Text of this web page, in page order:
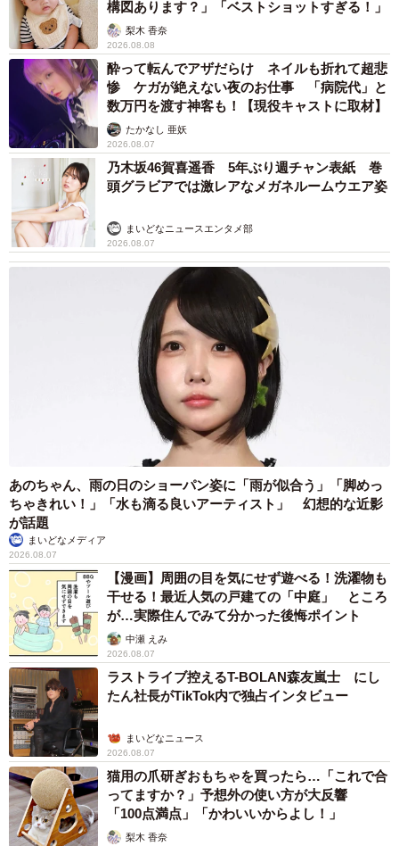
「走ってるときの『ほっほっほっほっ』が可愛すぎ
る……！」
「最初の真剣な眼差しがたまらんです」
「なんだろ、この小さいおじさん感（笑）」
「短い腕を必死にフリフリしてたまりません！」
「よーいドンでリセットされるのが可愛い！」
「この速さで精一杯なの、可愛いすぎる」
「坊主頭の年子兄弟、癒される～」
ママに聞いた
現在、たいよう君は3歳、せいたろう君は2歳です。年子
の男の子二人を育てるママ（ @san_sanfamily
ーーせいたろう君は普段もたいよう君を追いかけてます
「そうですね〜！普段から追いかけています（笑）。たい
ようが走るのが速いので、せいたろうはいつも『待っ
て〜！』と言っています」
ーー坊主頭について。
「私が子どもたちの髪の毛を切っているのですが、もとも
とはずっと坊ちゃんヘアーでした。少しカットミスしてし
まったことがあり、そのときに坊主にしてからはずっと坊
主です。公園など人がいっぱいいる場所で見つけやすいこ
とも、坊主にしている理由の一つです（笑）。
刈り上げる頻度はだいたい2週間に1回くらいで、目安と
しては寝癖がついたら刈り上げます。二人とも、以前は刈
り上げるときに泣いていましたが、今は無反応になりまし
た（笑）」
構図あります？」「ベストショットすぎる！」
梨木 香奈
2026.08.08
酔って転んでアザだらけ ネイルも折れて超悲
惨 ケガが絶えない夜のお仕事 「病院代」と
数万円を渡す神客も！【現役キャストに取材】
たかなし 亜妖
2026.08.07
乃木坂46賀喜遥香 5年ぶり週チャン表紙 巻
頭グラビアでは激レアなメガネルームウエア姿
まいどなニュースエンタメ部
2026.08.07
あのちゃん、雨の日のショーパン姿に「雨が似合う」「脚めっ
ちゃきれい！」「水も滴る良いアーティスト」 幻想的な近影
が話題
まいどなメディア
2026.08.07
【漫画】周囲の目を気にせず遊べる！洗濯物も
干せる！最近人気の戸建ての「中庭」 ところ
が…実際住んでみて分かった後悔ポイント
中瀬 えみ
2026.08.07
ラストライブ控えるT-BOLAN森友嵐士 にし
たん社長がTikTok内で独占インタビュー
まいどなニュース
2026.08.07
猫用の爪研ぎおもちゃを買ったら…「これで合
ってますか？」予想外の使い方が大反響
「100点満点」「かわいいからよし！」
梨木 香奈